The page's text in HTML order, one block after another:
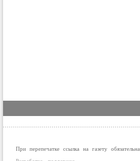
При перепечатке ссылка на газету обязательна.